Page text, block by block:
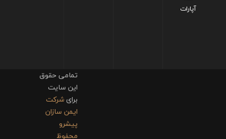
آپارات
تمامی حقوق
این سایت
برایشرکت
ایمن سازان
پیشرو
محفوظ